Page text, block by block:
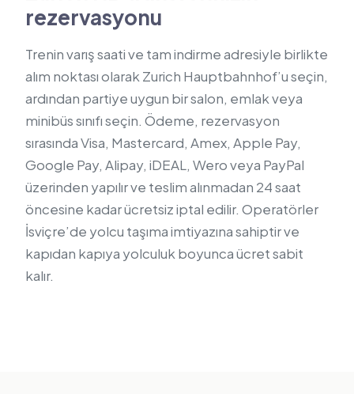
rezervasyonu
Trenin varış saati ve tam indirme adresiyle birlikte
alım noktası olarak Zurich Hauptbahnhof’u seçin,
ardından partiye uygun bir salon, emlak veya
minibüs sınıfı seçin. Ödeme, rezervasyon
sırasında Visa, Mastercard, Amex, Apple Pay,
Google Pay, Alipay, iDEAL, Wero veya PayPal
üzerinden yapılır ve teslim alınmadan 24 saat
öncesine kadar ücretsiz iptal edilir. Operatörler
İsviçre’de yolcu taşıma imtiyazına sahiptir ve
kapıdan kapıya yolculuk boyunca ücret sabit
kalır.